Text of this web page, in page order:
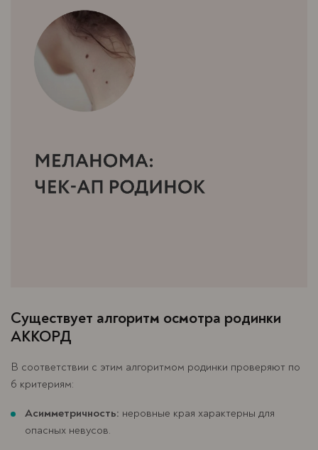
Существует алгоритм осмотра родинки
АККОРД
В соответствии с этим алгоритмом родинки проверяют по
6 критериям:
Асимметричность: неровные края характерны для
опасных невусов.